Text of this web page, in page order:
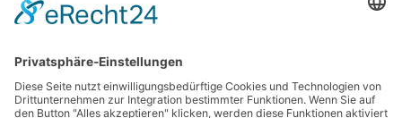
ASICS GEL-PULSE 17 Laufschuhe Damen
Salomon OUTCHILL Winterschuhe Damen